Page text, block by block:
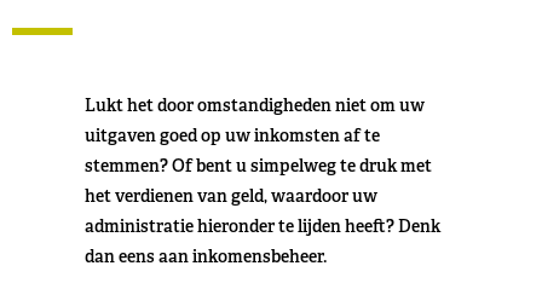
Lukt het door omstandigheden niet om uw
uitgaven goed op uw inkomsten af te
stemmen? Of bent u simpelweg te druk met
het verdienen van geld, waardoor uw
administratie hieronder te lijden heeft? Denk
dan eens aan inkomensbeheer.